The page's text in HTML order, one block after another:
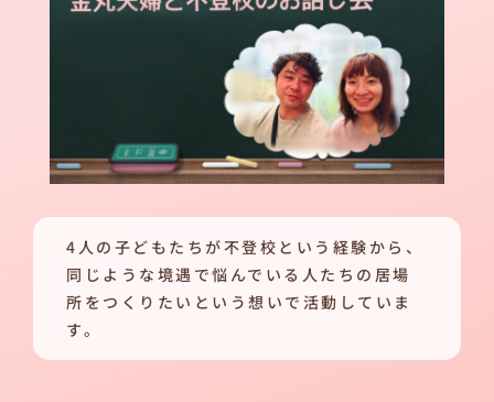
4人の子どもたちが不登校という経験から、
同じような境遇で悩んでいる人たちの居場
所をつくりたいという想いで活動していま
す。